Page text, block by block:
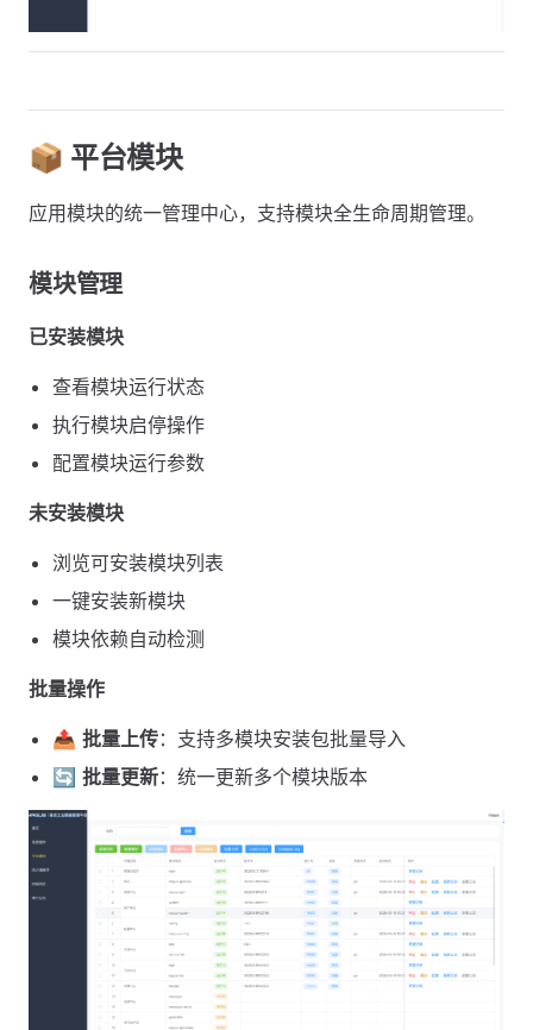
📦 平台模块
应用模块的统一管理中心，支持模块全生命周期管理。
模块管理
已安装模块
查看模块运行状态
执行模块启停操作
配置模块运行参数
未安装模块
浏览可安装模块列表
一键安装新模块
模块依赖自动检测
批量操作
📤 批量上传：支持多模块安装包批量导入
🔄 批量更新：统一更新多个模块版本